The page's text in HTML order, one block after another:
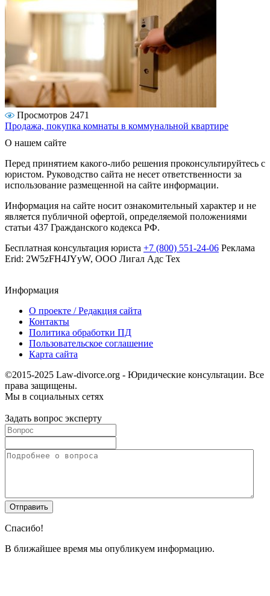
Просмотров 2471
Продажа, покупка комнаты в коммунальной квартире
О нашем сайте
Перед принятием какого-либо решения проконсультируйтесь с
юристом. Руководство сайта не несет ответственности за
использование размещенной на сайте информации.
Информация на сайте носит ознакомительный характер и не
является публичной офертой, определяемой положениями
статьи 437 Гражданского кодекса РФ.
Бесплатная консультация юриста +7 (800) 551-24-06 Реклама
Erid: 2W5zFH4JYyW, ООО Лигал Адс Тех
Информация
О проекте / Редакция сайта
Контакты
Политика обработки ПД
Пользовательское соглашение
Карта сайта
©2015-2025 Law-divorce.org - Юридические консультации. Все
права защищены.
Мы в социальных сетях
Задать вопрос эксперту
Спасибо!
В ближайшее время мы опубликуем информацию.